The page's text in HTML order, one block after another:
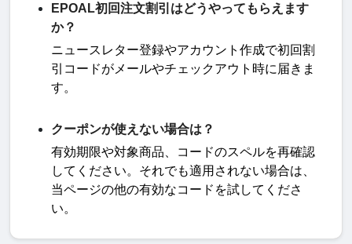
EPOAL初回注文割引はどうやってもらえます
か？
ニュースレター登録やアカウント作成で初回割
引コードがメールやチェックアウト時に届きま
す。
クーポンが使えない場合は？
有効期限や対象商品、コードのスペルを再確認
してください。それでも適用されない場合は、
当ページの他の有効なコードを試してくださ
い。